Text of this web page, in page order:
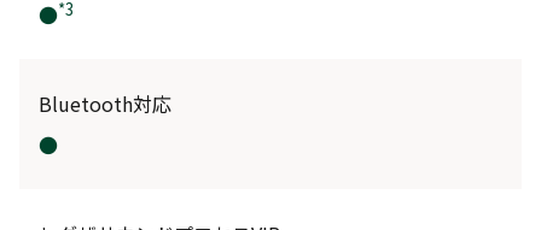
●*3
Bluetooth対応
●